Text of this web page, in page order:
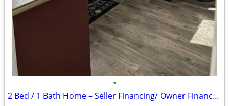
•
2 Bed / 1 Bath Home – Seller Financing/ Owner Finance Available